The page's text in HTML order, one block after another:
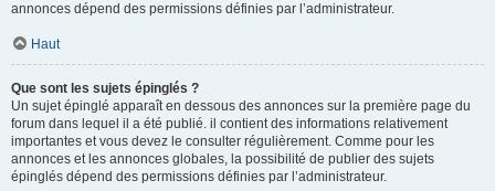
annonces dépend des permissions définies par l’administrateur.
Haut
Que sont les sujets épinglés ?
Un sujet épinglé apparaît en dessous des annonces sur la première page du
forum dans lequel il a été publié. il contient des informations relativement
importantes et vous devez le consulter régulièrement. Comme pour les
annonces et les annonces globales, la possibilité de publier des sujets
épinglés dépend des permissions définies par l’administrateur.